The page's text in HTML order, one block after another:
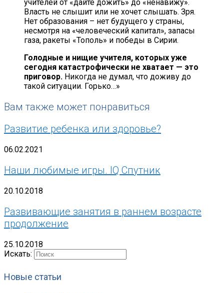
учителей от «дайте дожить» до «ненавижу».
Власть не слышит или не хочет слышать. Зря.
Нет образования – нет будущего у страны,
несмотря на «человеческий капитал», запасы
газа, ракеты «Тополь» и победы в Сирии.
Голодные и нищие учителя, которых уже
сегодня катастрофически не хватает — это
приговор. Никогда не думал, что доживу до
такой ситуации. Горько…»
Вам также может понравиться
Развитие ребенка или здоровье?
06.02.2021
Наши любимые игры. IQ Спутник
20.10.2018
Развивающие занятия в раннем возрасте
продолжение
25.10.2018
Искать:
Новые статьи